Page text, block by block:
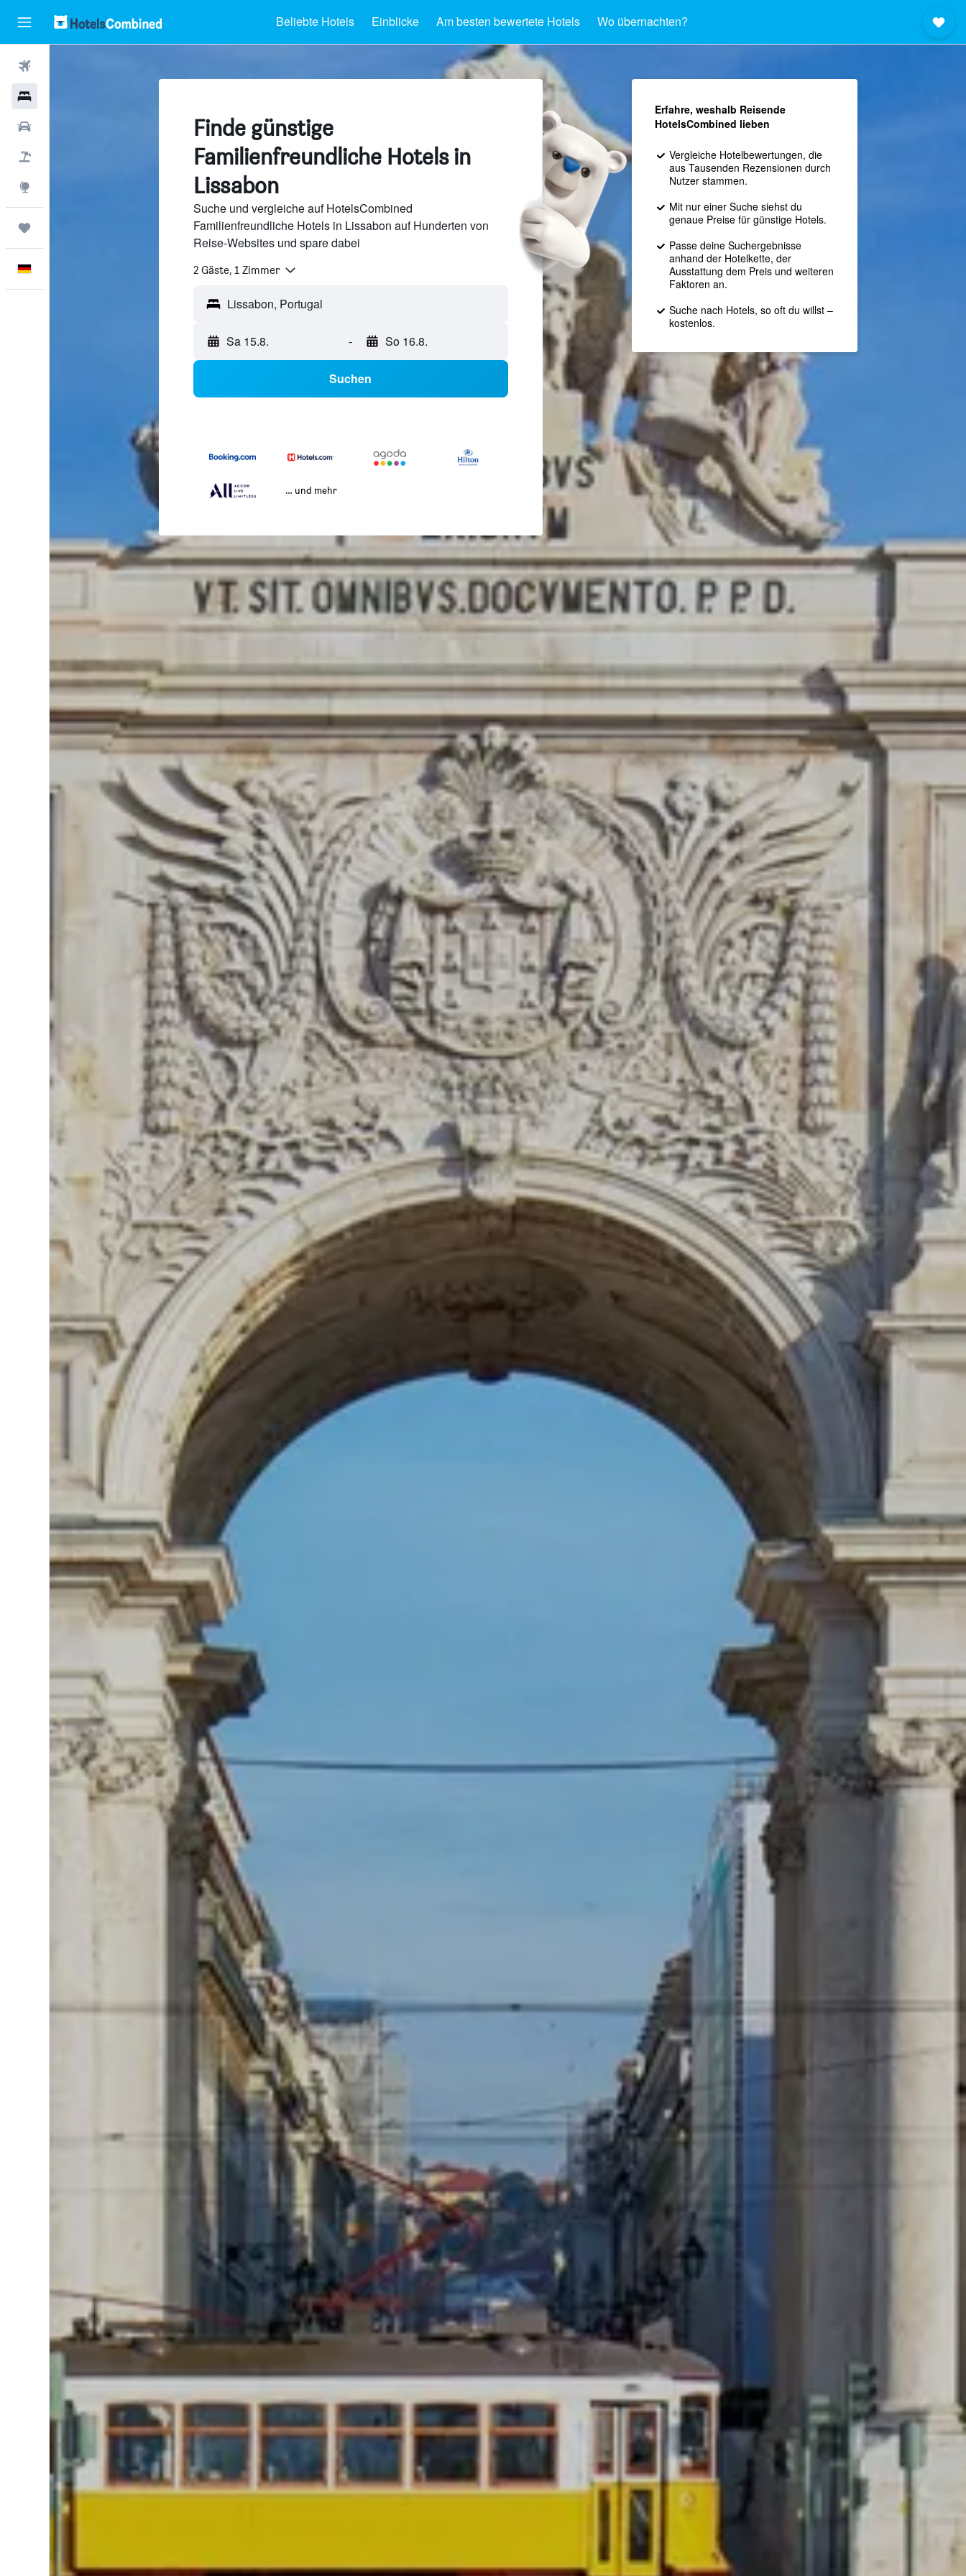
Beliebte Hotels Einblicke Am besten bewertete Hotels Wo übernachten?
Finde günstige
Familienfreundliche Hotels in
Lissabon
Suche und vergleiche auf HotelsCombined
Familienfreundliche Hotels in Lissabon auf Hunderten von
Reise-Websites und spare dabei
2 Gäste, 1 Zimmer
Sa 15.8. - So 16.8.
Suchen
… und mehr
Erfahre, weshalb Reisende
HotelsCombined lieben
Vergleiche Hotelbewertungen, die
aus Tausenden Rezensionen durch
Nutzer stammen.
Mit nur einer Suche siehst du
genaue Preise für günstige Hotels.
Passe deine Suchergebnisse
anhand der Hotelkette, der
Ausstattung dem Preis und weiteren
Faktoren an.
Suche nach Hotels, so oft du willst –
kostenlos.